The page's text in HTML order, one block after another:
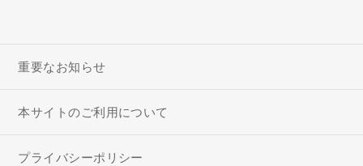
重要なお知らせ
本サイトのご利用について
プライバシーポリシー